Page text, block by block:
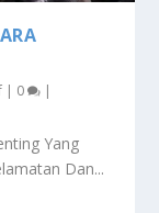
| 0 |
Yang
Dan...